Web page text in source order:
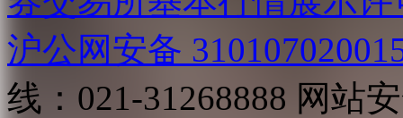
沪公网安备
线：021-31268888 网站